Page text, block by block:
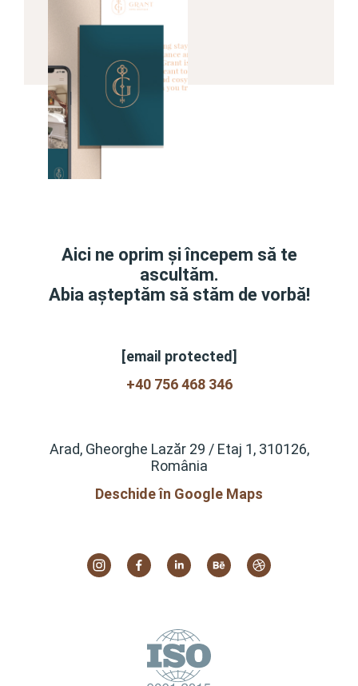
Aici ne oprim și începem să te
ascultăm.
Abia așteptăm să stăm de vorbă!
[email protected]
+40 756 468 346
Arad, Gheorghe Lazăr 29 / Etaj 1, 310126,
România
Deschide în Google Maps